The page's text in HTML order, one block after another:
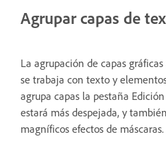
Agrupar capas de
La agrupación de capas
se trabaja con texto y
agrupa capas la pestaña
estará más despejada, y
magníficos efectos de máscaras.